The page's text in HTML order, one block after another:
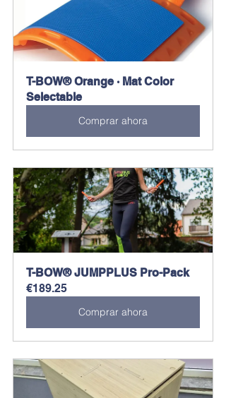
T-BOW® Orange · Mat Color
Selectable
Comprar ahora
T-BOW® JUMPPLUS Pro-Pack
€189.25
Comprar ahora